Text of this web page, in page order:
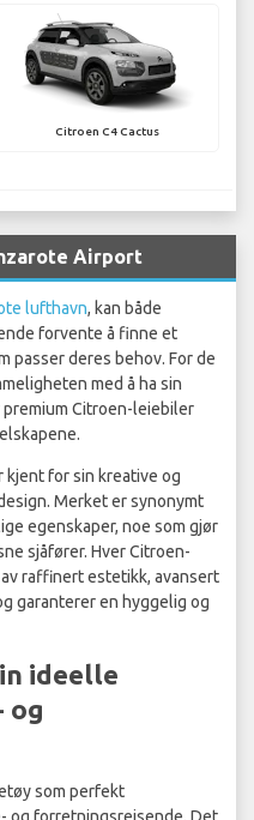
Citroen C4 Cactus
Airport
lufthavn, kan både
forvente å finne et
passer deres behov. For de
med å ha sin
Citroen-leiebiler
kjent for sin kreative og
Merket er synonymt
egenskaper, noe som gjør
sjåfører. Hver Citroen-
raffinert estetikk, avansert
garanterer en hyggelig og
ideelle
og
som perfekt